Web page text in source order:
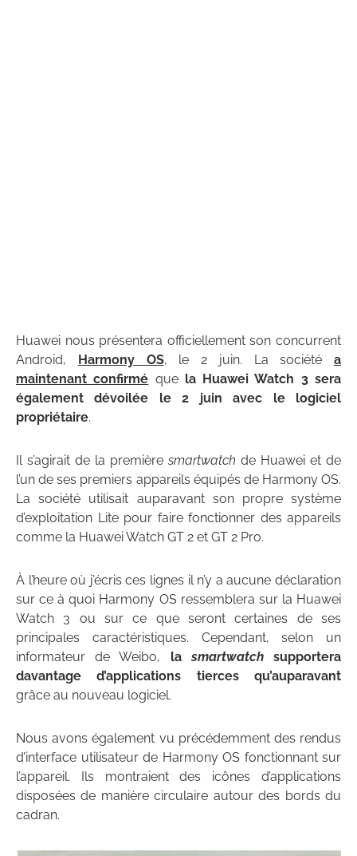
Huawei nous présentera officiellement son concurrent
Android, Harmony OS, le 2 juin. La société a
maintenant confirmé que la Huawei Watch 3 sera
également dévoilée le 2 juin avec le logiciel
propriétaire.
Il s’agirait de la première smartwatch de Huawei et de
l’un de ses premiers appareils équipés de Harmony OS.
La société utilisait auparavant son propre système
d’exploitation Lite pour faire fonctionner des appareils
comme la Huawei Watch GT 2 et GT 2 Pro.
À l’heure où j’écris ces lignes il n’y a aucune déclaration
sur ce à quoi Harmony OS ressemblera sur la Huawei
Watch 3 ou sur ce que seront certaines de ses
principales caractéristiques. Cependant, selon un
informateur de Weibo, lasmartwatchsupportera
davantage d’applications tierces qu’auparavant
grâce au nouveau logiciel.
Nous avons également vu précédemment des rendus
d’interface utilisateur de Harmony OS fonctionnant sur
l’appareil. Ils montraient des icônes d’applications
disposées de manière circulaire autour des bords du
cadran.